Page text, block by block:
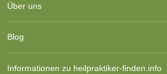
Über uns
Blog
Informationen zu heilpraktiker-finden.info